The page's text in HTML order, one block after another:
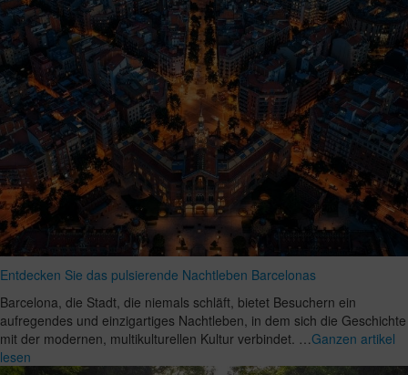
Entdecken Sie das pulsierende Nachtleben Barcelonas
Barcelona, die Stadt, die niemals schläft, bietet Besuchern ein
aufregendes und einzigartiges Nachtleben, in dem sich die Geschichte
mit der modernen, multikulturellen Kultur verbindet. …Ganzen artikel
lesen